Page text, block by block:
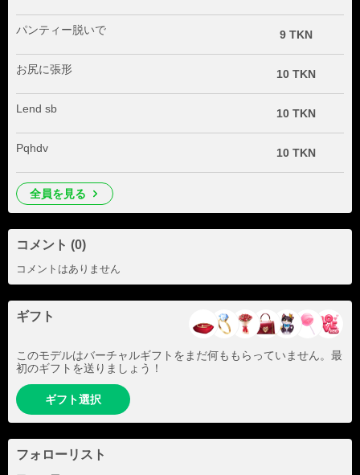
パンティー脱いで 9 TKN
お尻に張形 10 TKN
Lend sb 10 TKN
Pqhdv 10 TKN
全員を見る
コメント (0)
コメントはありません
ギフト
このモデルはバーチャルギフトをまだ何ももらっていません。最
初のギフトを送りましょう！
ギフト選択
フォローリスト